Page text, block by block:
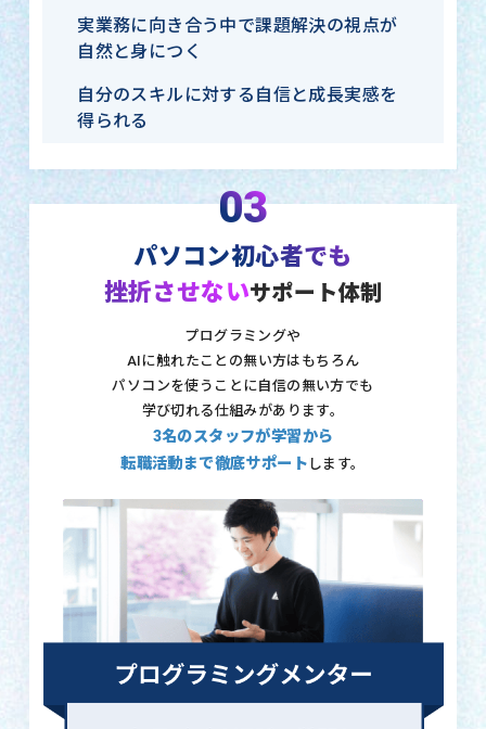
実業務に向き合う中で課題解決の視点が
自然と身につく
自分のスキルに対する自信と成長実感を
得られる
03
パソコン初心者でも
挫折させないサポート体制
プログラミングや
AIに触れたことの無い方はもちろん
パソコンを使うことに自信の無い方でも
学び切れる仕組みがあります。
3名のスタッフが学習から
転職活動まで徹底サポート します。